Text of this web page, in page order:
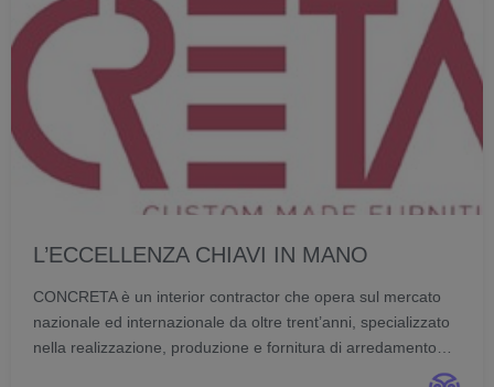
L’ECCELLENZA CHIAVI IN MANO
CONCRETA è un interior contractor che opera sul mercato
nazionale ed internazionale da oltre trent’anni, specializzato
nella realizzazione, produzione e fornitura di arredamento
customizzato e su misura, complementi per strutture ricettive